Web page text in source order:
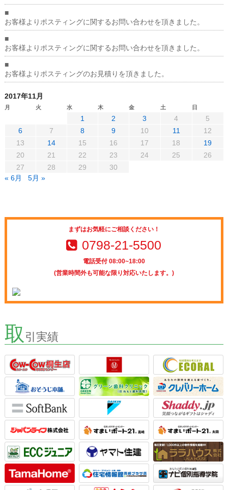
■
お客様よりポスティングに関するお問い合わせを頂きました。
■
お客様よりポスティングに関するお問い合わせを頂きました。
■
お客様よりポスティングのお見積りを頂きました。
2017年11月
月 火 水 木 金 土 日
1 2 3 4
5
6
7 8 9 10 11
12
13
14 15 16 17 18
19
20
21 22 23 24 25
26
27
28 29
30
« 6月
5月 »
まずはお気軽にご相談ください！
0798-21-5500
電話受付 08:00~18:00
(営業時間外も可能な限り対応いたします。)
取 引実績